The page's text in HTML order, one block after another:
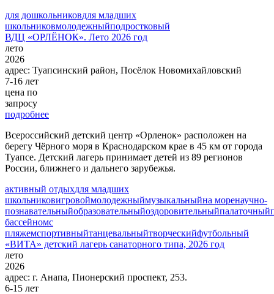
для дошкольниковдля младших
школьниковмолодежныйподростковый
ВДЦ «ОРЛЁНОК». Лето 2026 год
лето
2026
адрес: Туапсинский район, Посёлок Новомихайловский
7-16 лет
цена по
запросу
подробнее
Всероссийский детский центр «Орленок» расположен на
берегу Чёрного моря в Краснодарском крае в 45 км от города
Туапсе. Детский лагерь принимает детей из 89 регионов
России, ближнего и дальнего зарубежья.
активный отдыхдля младших
школьниковигровоймолодежныймузыкальныйна моренаучно-
познавательныйобразовательныйоздоровительныйпалаточный
бассейномс
пляжемспортивныйтанцевальныйтворческийфутбольный
«ВИТА» детский лагерь санаторного типа, 2026 год
лето
2026
адрес: г. Анапа, Пионерский проспект, 253.
6-15 лет